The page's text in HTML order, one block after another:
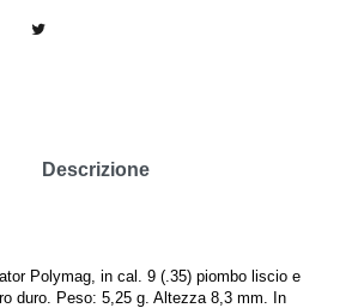
Descrizione
Polymag, in cal. 9 (.35) piombo liscio e
duro. Peso: 5,25 g. Altezza 8,3 mm. In